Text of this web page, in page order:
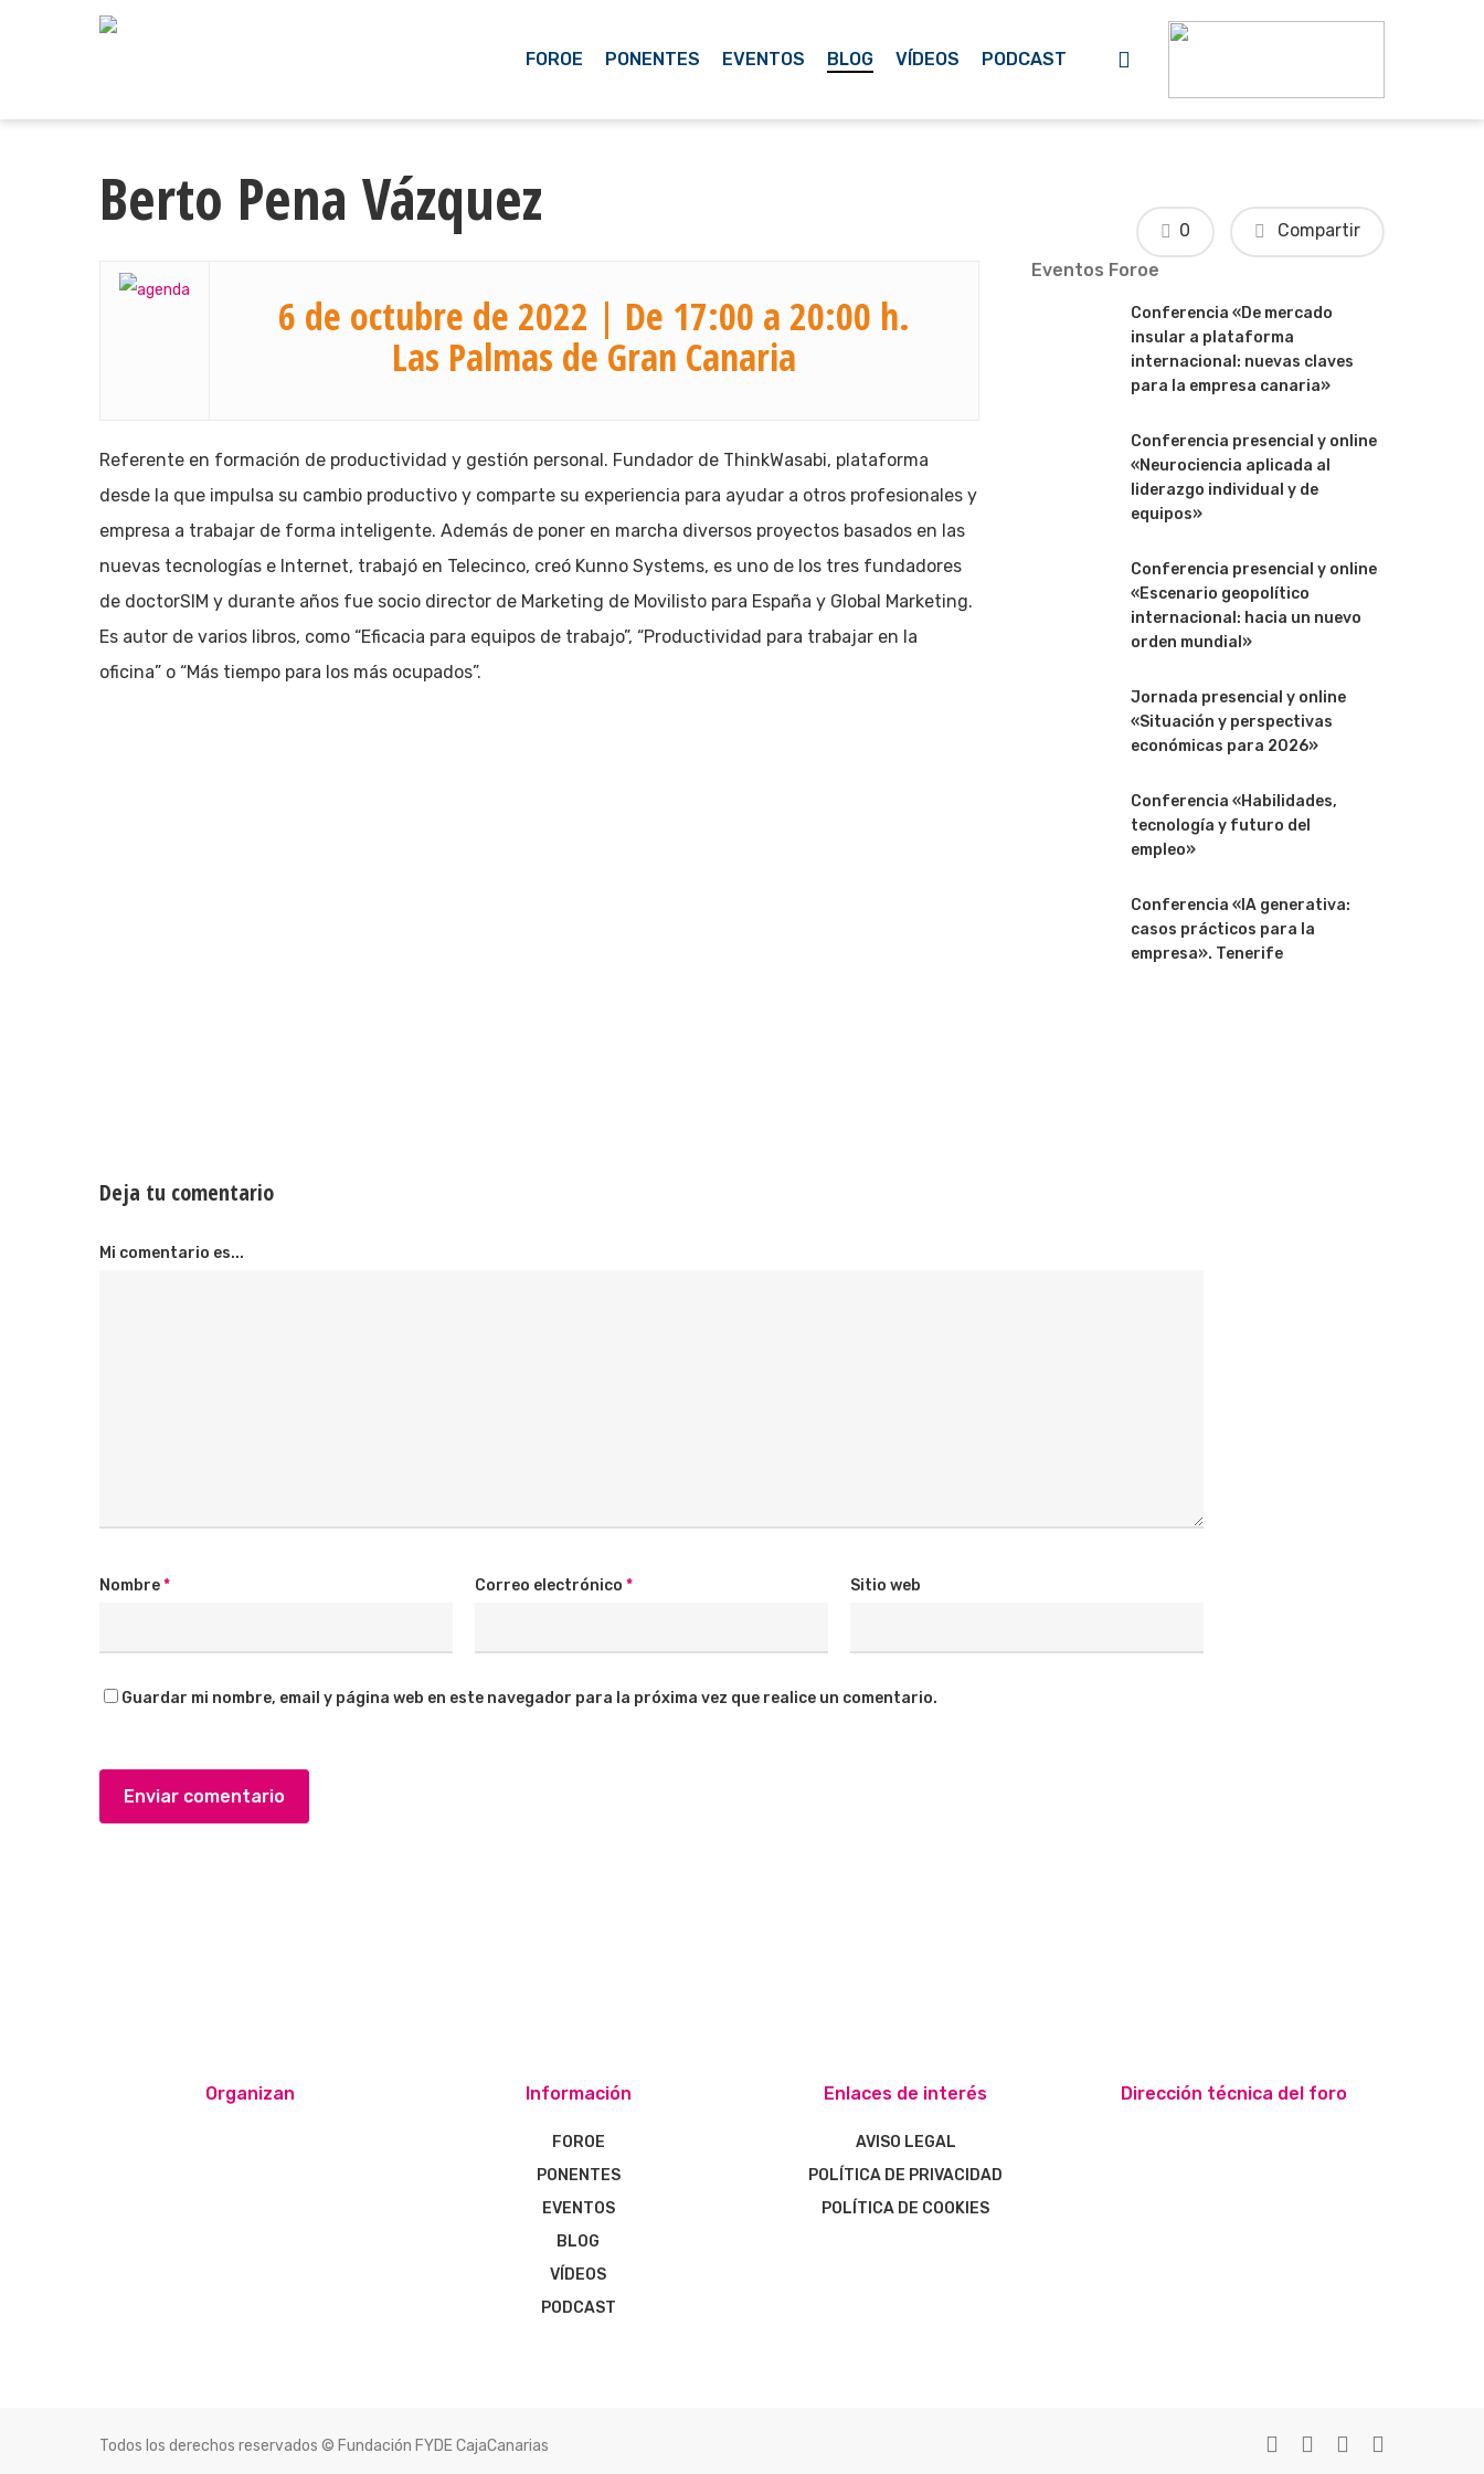
content
Pulsa enter para buscar o ESC para cerrar
FOROE PONENTES EVENTOS BLOG VÍDEOS PODCAST
Berto Pena Vázquez Compartir
0
6 de octubre de 2022 | De 17:00 a 20:00 h.
Las Palmas de Gran Canaria
Referente en formación de productividad y gestión personal. Fundador de ThinkWasabi, plataforma
desde la que impulsa su cambio productivo y comparte su experiencia para ayudar a otros profesionales y
empresa a trabajar de forma inteligente. Además de poner en marcha diversos proyectos basados en las
nuevas tecnologías e Internet, trabajó en Telecinco, creó Kunno Systems, es uno de los tres fundadores
de doctorSIM y durante años fue socio director de Marketing de Movilisto para España y Global Marketing.
Es autor de varios libros, como “Eficacia para equipos de trabajo”, “Productividad para trabajar en la
oficina” o “Más tiempo para los más ocupados”.
Eventos Foroe
Conferencia «De mercado
insular a plataforma
internacional: nuevas claves
para la empresa canaria»
Conferencia presencial y online
«Neurociencia aplicada al
liderazgo individual y de
equipos»
Conferencia presencial y online
«Escenario geopolítico
internacional: hacia un nuevo
orden mundial»
Jornada presencial y online
«Situación y perspectivas
económicas para 2026»
Conferencia «Habilidades,
tecnología y futuro del
empleo»
Conferencia «IA generativa:
casos prácticos para la
empresa». Tenerife
Deja tu comentario
Mi comentario es...
Nombre* Correo electrónico * Sitio web
Guardar mi nombre, email y página web en este navegador para la próxima vez que realice un comentario.
Organizan Información
FOROE
PONENTES
EVENTOS
BLOG
VÍDEOS
PODCAST
Enlaces de interés
AVISO LEGAL
POLÍTICA DE PRIVACIDAD
POLÍTICA DE COOKIES
Dirección técnica del foro
Todos los derechos reservados © Fundación FYDE CajaCanarias twitterfacebookyoutubeinstagram